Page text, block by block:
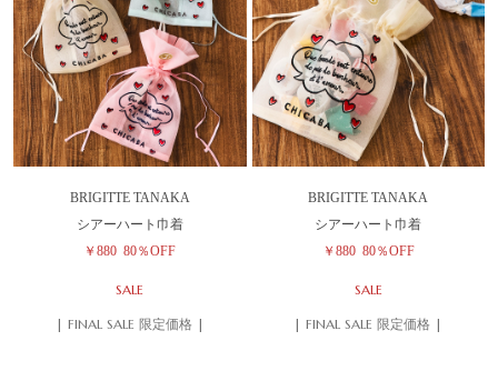
BRIGITTE TANAKA
シアーハート巾着
￥880 80％OFF
SALE
| FINAL SALE 限定価格 |
BRIGITTE TANAKA
シアーハート巾着
￥880 80％OFF
SALE
| FINAL SALE 限定価格 |